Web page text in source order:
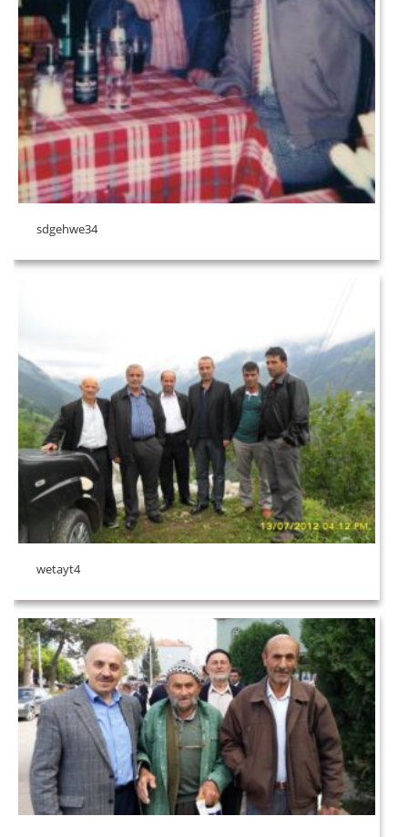
sdgehwe34
wetayt4